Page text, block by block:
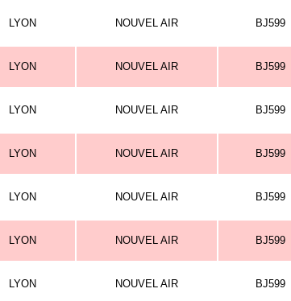
LYON NOUVEL AIR BJ599
LYON NOUVEL AIR BJ599
LYON NOUVEL AIR BJ599
LYON NOUVEL AIR BJ599
LYON NOUVEL AIR BJ599
LYON NOUVEL AIR BJ599
LYON NOUVEL AIR BJ599